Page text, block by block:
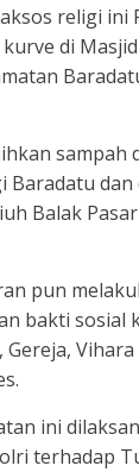
religi ini
di
sampah
Baradatu
Balak
pun
bakti sosial
Gereja,
ini
terhadap